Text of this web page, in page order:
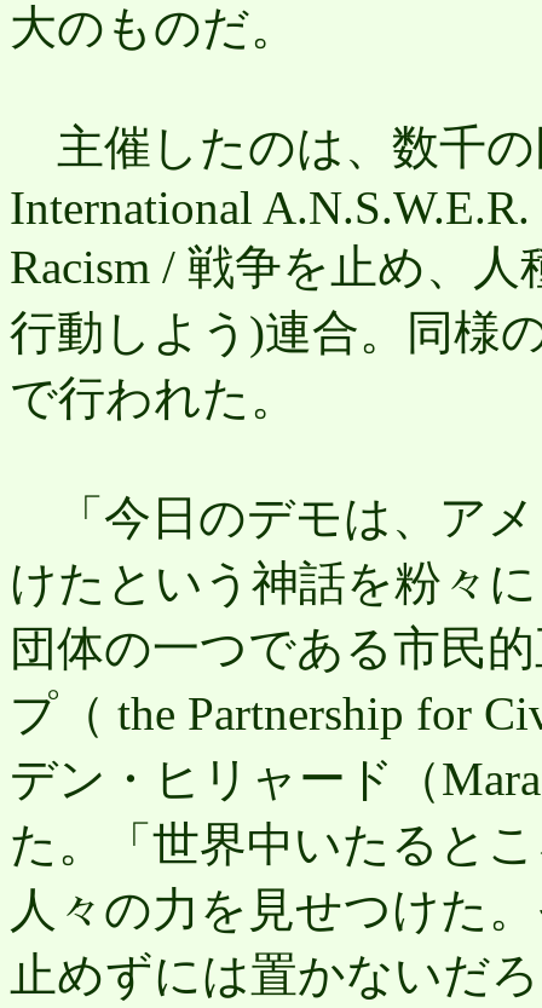
大のものだ。
主催したのは、数千の
International
Racism / 戦争を止め、
行動しよう)連合。同様
で行われた。
「今日のデモは、ア
けたという神話を粉々
団体の一つである市民
プ（ the Partnership for
デン・ヒリャード（
た。「世界中いたると
人々の力を見せつけた
止めずには置かないだ